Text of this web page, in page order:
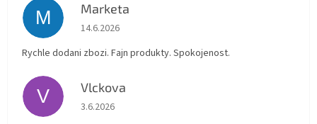
M Marketa
Hodnocení obchodu je 5 z 5 hvězdiček.
14.6.2026
Rychle dodani zbozi. Fajn produkty. Spokojenost.
V Vlckova
Hodnocení obchodu je 5 z 5 hvězdiček.
3.6.2026